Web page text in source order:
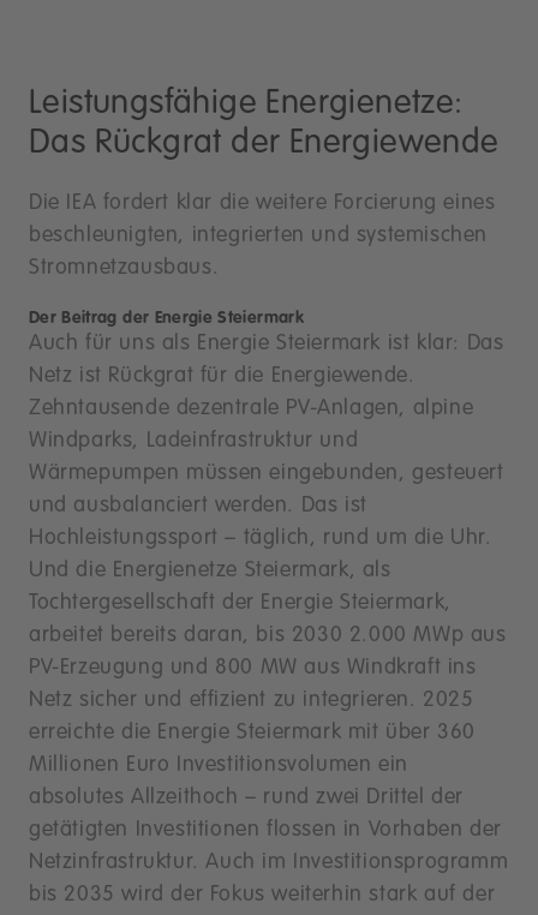
Leistungsfähige Energienetze:
Das Rückgrat der Energiewende
Die IEA fordert klar die weitere Forcierung eines
beschleunigten, integrierten und systemischen
Stromnetzausbaus.
Der Beitrag der Energie Steiermark
Auch für uns als Energie Steiermark ist klar: Das
Netz ist Rückgrat für die Energiewende.
Zehntausende dezentrale PV-Anlagen, alpine
Windparks, Ladeinfrastruktur und
Wärmepumpen müssen eingebunden, gesteuert
und ausbalanciert werden. Das ist
Hochleistungssport – täglich, rund um die Uhr.
Und die Energienetze Steiermark, als
Tochtergesellschaft der Energie Steiermark,
arbeitet bereits daran, bis 2030 2.000 MWp aus
PV-Erzeugung und 800 MW aus Windkraft ins
Netz sicher und effizient zu integrieren. 2025
erreichte die Energie Steiermark mit über 360
Millionen Euro Investitionsvolumen ein
absolutes Allzeithoch – rund zwei Drittel der
getätigten Investitionen flossen in Vorhaben der
Netzinfrastruktur. Auch im Investitionsprogramm
bis 2035 wird der Fokus weiterhin stark auf der